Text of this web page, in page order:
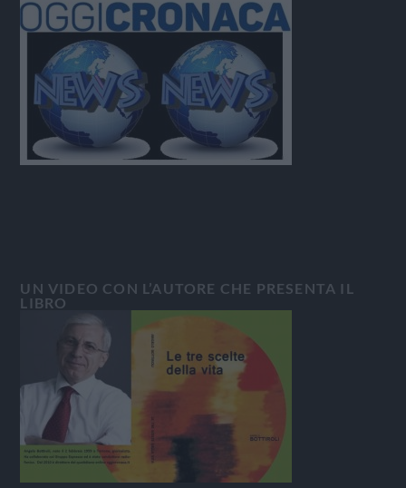
UN VIDEO CON L’AUTORE CHE PRESENTA IL
LIBRO